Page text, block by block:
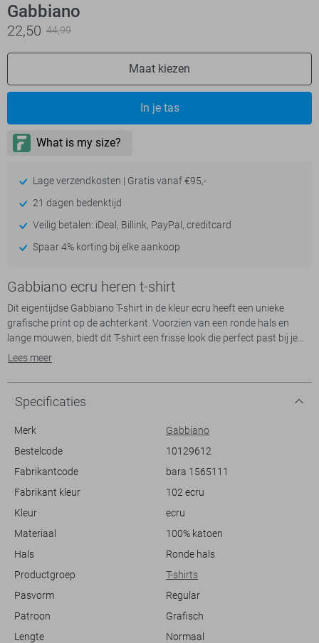
Gabbiano
22,50 44,99
Maat kiezen
In je tas
Lage verzendkosten | Gratis vanaf €95,-
21 dagen bedenktijd
Veilig betalen: iDeal, Billink, PayPal, creditcard
Spaar 4% korting bij elke aankoop
Gabbiano ecru heren t-shirt
Dit eigentijdse Gabbiano T-shirt in de kleur ecru heeft een unieke
grafische print op de achterkant. Voorzien van een ronde hals en
lange mouwen, biedt dit T-shirt een frisse look die perfect past bij je
urban stijl. De regular fit zorgt voor optimaal draagcomfort, terwijl het
shirt is een veelzijdig stuk dat past in elke voorjaarsgarderobe.
Met zijn opvallende print en comfortabele pasvorm is dit T-shirt ideaal
voor casual gelegenheden of een ontspannen dagje uit. Combineer
uitstraling. Of je nu door de stad wandelt of relaxte momenten
doorbrengt met vrienden, dit Gabbiano T-shirt biedt stijl en comfort in
één. Een perfecte keuze voor wie houdt van een urban look met een
Lees meer
Specificaties
Merk
Gabbiano
Bestelcode
10129612
Fabrikantcode
bara 1565111
Fabrikant kleur
102 ecru
Kleur
ecru
Materiaal
100% katoen
Hals
Ronde hals
Productgroep
T-shirts
Pasvorm
Regular
Patroon
Grafisch
Lengte
Normaal